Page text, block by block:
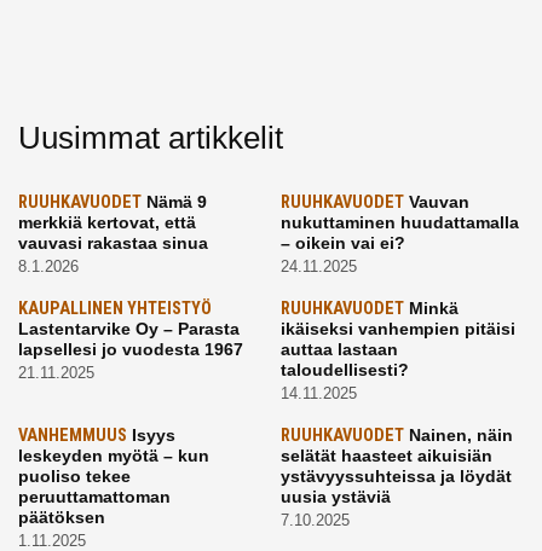
Uusimmat artikkelit
RUUHKAVUODET Nämä 9
merkkiä kertovat, että
vauvasi rakastaa sinua
8.1.2026
RUUHKAVUODETVauvan
nukuttaminen huudattamalla
– oikein vai ei?
24.11.2025
KAUPALLINEN YHTEISTYÖ
Lastentarvike Oy – Parasta
lapsellesi jo vuodesta 1967
21.11.2025
RUUHKAVUODETMinkä
ikäiseksi vanhempien pitäisi
auttaa lastaan
taloudellisesti?
14.11.2025
VANHEMMUUS Isyys
leskeyden myötä – kun
puoliso tekee
peruuttamattoman
päätöksen
1.11.2025
RUUHKAVUODETNainen, näin
selätät haasteet aikuisiän
ystävyyssuhteissa ja löydät
uusia ystäviä
7.10.2025